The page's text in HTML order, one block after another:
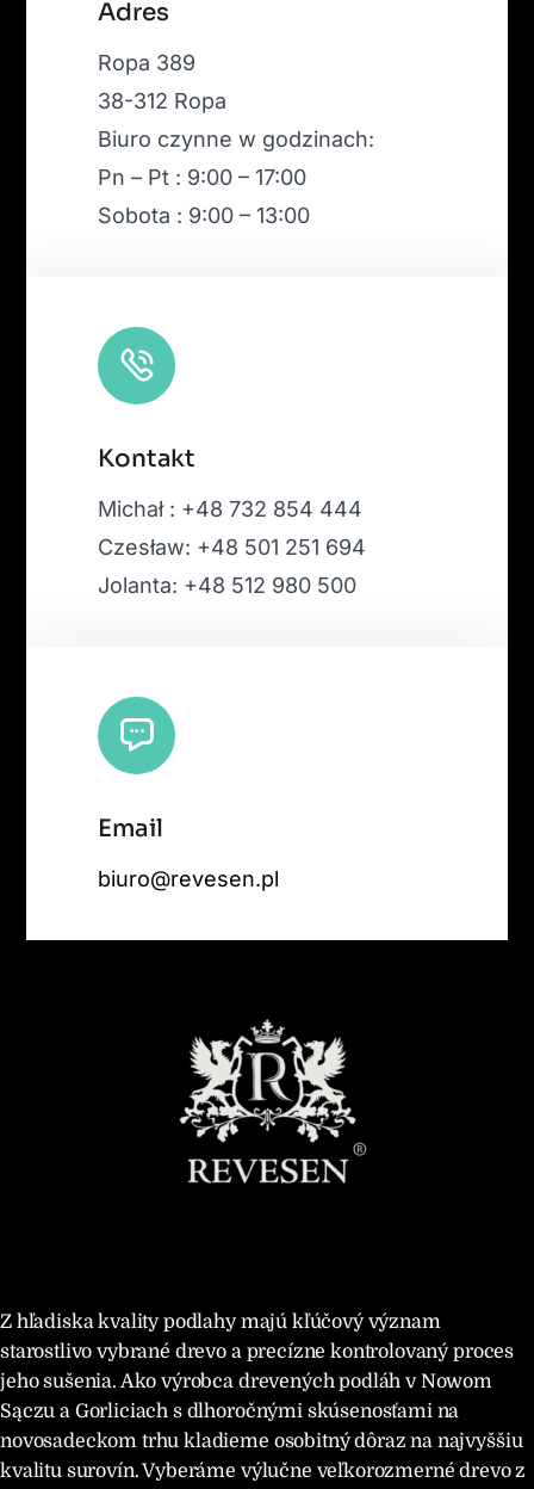
|Map tiles by
OpenStreetMap, under ODbL.
Adres
Ropa 389
38-312 Ropa
Biuro czynne w godzinach:
Pn – Pt : 9:00 – 17:00
Sobota : 9:00 – 13:00
Kontakt
Michał : +48 732 854 444
Czesław: +48 501 251 694
Jolanta: +48 512 980 500
Email
biuro@revesen.pl
Z hľadiska kvality podlahy majú kľúčový význam
starostlivo vybrané drevo a precízne kontrolovaný proces
jeho sušenia. Ako výrobca drevených podláh v Nowom
Sączu a Gorliciach s dlhoročnými skúsenosťami na
novosadeckom trhu kladieme osobitný dôraz na najvyššiu
kvalitu surovín. Vyberáme výlučne veľkorozmerné drevo z